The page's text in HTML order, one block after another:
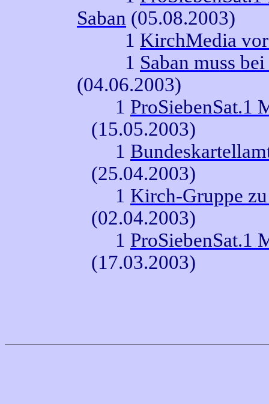
Saban (05.08.2003)
1 KirchMedia
1 Saban muss
(04.06.2003)
1 ProSiebenSat.1
(15.05.2003)
1
(25.04.2003)
1 Kirch-Gruppe
(02.04.2003)
1 ProSiebenSat.1
(17.03.2003)